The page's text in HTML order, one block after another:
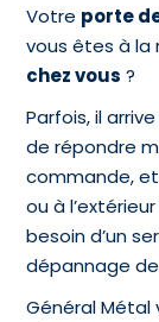
Votre porte
vous êtes à la
chez vous ?
Parfois, il
de répondre
commande, et
ou à
besoin d’un
dépannage
Général Métal